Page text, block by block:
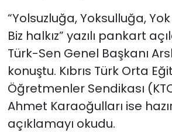
“Yolsuzluğa, Yoksulluğa, Yok
Biz halkız” yazılı pankart
Türk-Sen Genel Başkanı
konuştu. Kıbrıs Türk Orta
Öğretmenler Sendikası
Ahmet Karaoğulları ise
açıklamayı okudu.
Teknoloji
TÜRKiYE
Video Galeri
YAŞAM
Yazarlar